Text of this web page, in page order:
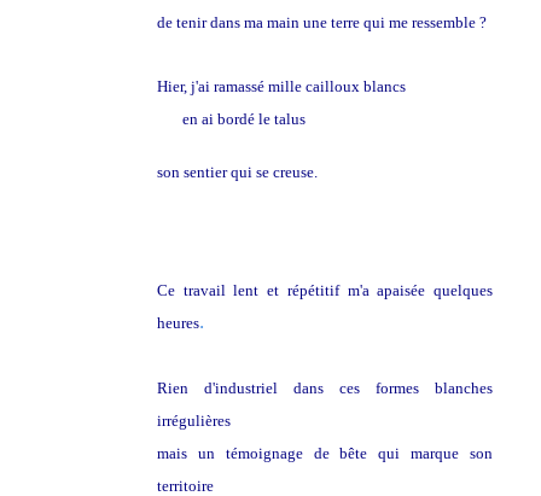
de tenir dans ma main une terre qui me ressemble ?
Hier, j'ai ramassé mille cailloux blancs
en ai bordé le talus
son sentier qui se creuse.
Ce travail lent et répétitif m'a apaisée quelques
heures.
Rien d'industriel dans ces formes blanches
irrégulières
mais un témoignage de bête qui marque son
territoire